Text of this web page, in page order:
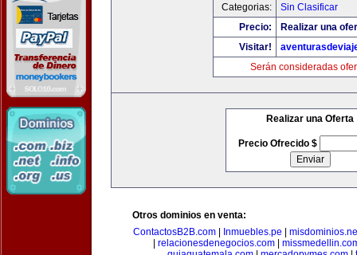
Categorias:
Sin Clasificar
Precio:
Realizar una
Visitar!
Serán consideradas
Realizar una Oferta
Precio Ofrecido $
Otros dominios en venta:
ContactosB2B.com
Inmuebles.pe
relacionesdenegocios.com|